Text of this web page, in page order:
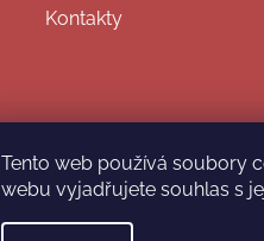
Tento web používá soubory
webu vyjadřujete souhlas s
Kontakty